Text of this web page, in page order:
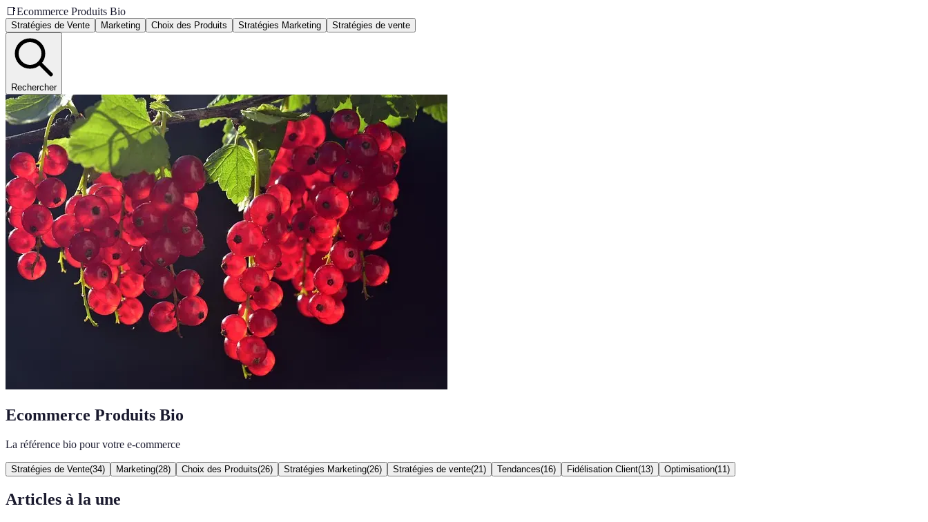
📑Ecommerce Produits Bio
Stratégies de Vente Marketing Choix des Produits Stratégies Marketing Stratégies de vente
Rechercher
Ecommerce Produits Bio
La référence bio pour votre e-commerce
Stratégies de Vente(34) Marketing(28) Choix des Produits(26) Stratégies Marketing(26) Stratégies de vente(21 ) Tendances(16) Fidélisation Client(13) Optimisation(11 )
Articles à la une